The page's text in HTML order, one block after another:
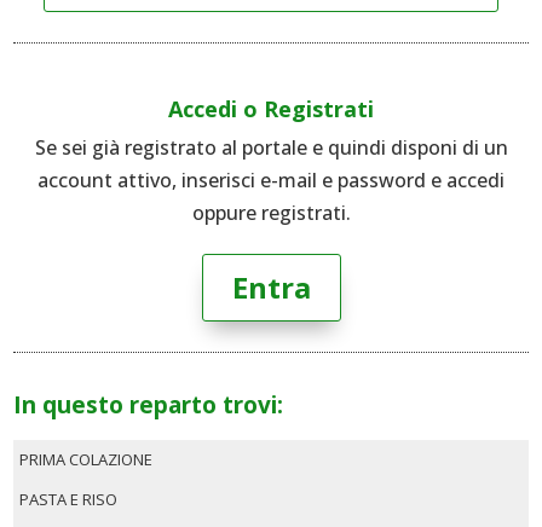
Accedi o Registrati
Se sei già registrato al portale e quindi disponi di un
account attivo, inserisci e-mail e password e accedi
oppure registrati.
Entra
In questo reparto trovi:
PRIMA COLAZIONE
PASTA E RISO